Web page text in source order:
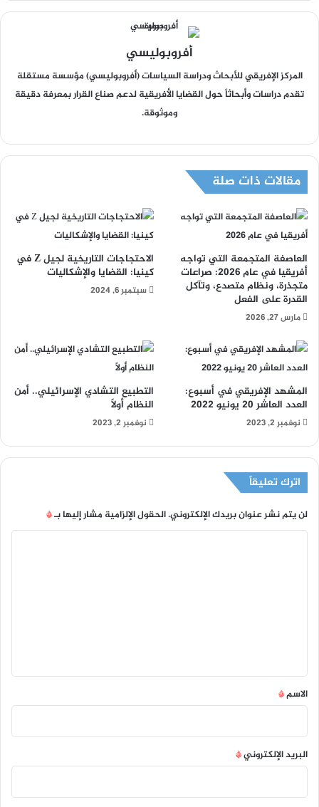
أفروبوليسي
المركز الإفريقي للأبحاث ودراسة السياسات (أفروبوليسي) مؤسسة مستقلة
تقدم دراسات وأبحاثاً حول القضايا الأفريقية لدعم صناع القرار بمعرفة دقيقة
وموثوقة.
مقالات ذات صلة
العاصفة المتجمعة التي تواجه
أفريقيا في عام 2026: صراعات
متجذرة، ونظام متصدع، وتآكل
القدرة على الفعل
مارس 27, 2026
الاحتجاجات التاريخية لجيل Z في
كينيا: القضايا والإشكاليات
سبتمبر 6, 2024
المشهد الإفريقي في أسبوع:
العدد العاشر 20 يونيو 2022
نوفمبر 2, 2023
التطبيع التشادي الإسرائيلي.. أمن
النظام أولاً
نوفمبر 2, 2023
اترك تعليقاً
لن يتم نشر عنوان بريدك الإلكتروني.الحقول الإلزامية مشار إليها بـ*
*
الاسم*
البريد الإلكتروني*